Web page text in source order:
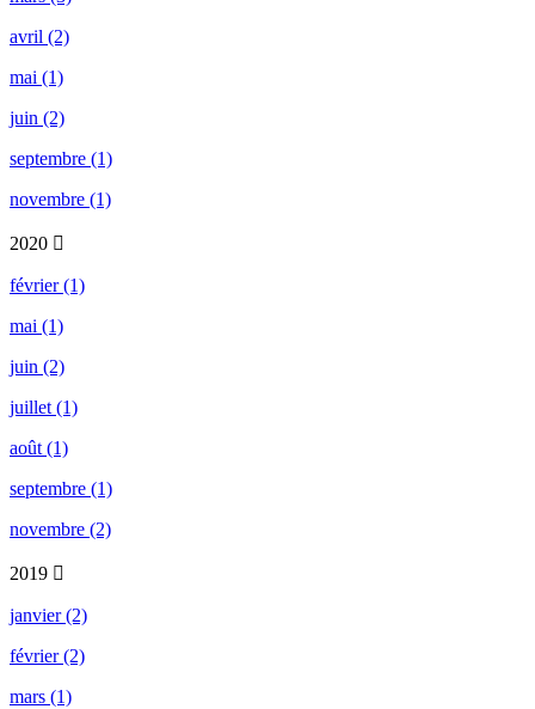
avril (2)
mai (1)
juin (2)
septembre (1)
novembre (1)
2020
février (1)
mai (1)
juin (2)
juillet (1)
août (1)
septembre (1)
novembre (2)
2019
janvier (2)
février (2)
mars (1)